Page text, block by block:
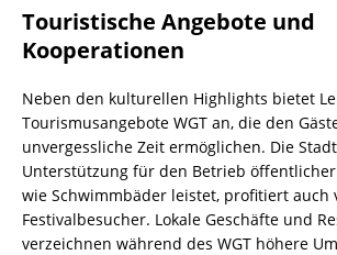
Touristische Angebote und
Kooperationen
Neben den kulturellen Highlights bietet
Tourismusangebote WGT an, die den
unvergessliche Zeit ermöglichen. Die
Unterstützung für den Betrieb
wie Schwimmbäder leistet, profitiert auch
Festivalbesucher. Lokale Geschäfte und
verzeichnen während des WGT höhere